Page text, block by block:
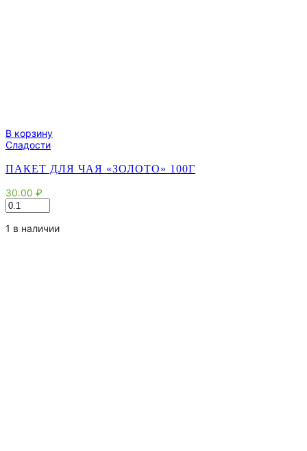
В корзину
Сладости
ПАКЕТ ДЛЯ ЧАЯ «ЗОЛОТО» 100Г
30.00 ₽
Количество
товара
Пакет
1 в наличии